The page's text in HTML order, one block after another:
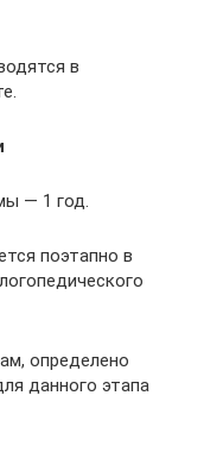
в
— 1 год.
поэтапно в
определено
данного этапа